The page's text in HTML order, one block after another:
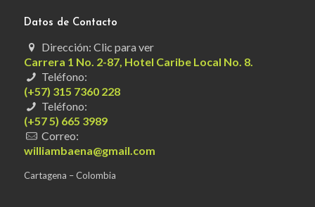
Datos de Contacto
Dirección: Clic para ver
Carrera 1 No. 2-87, Hotel Caribe Local No. 8.
Teléfono:
(+57) 315 7360 228
Teléfono:
(+57 5) 665 3989
Correo:
williambaena@gmail.com
Cartagena – Colombia